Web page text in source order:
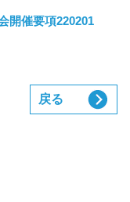
開催要項220201
戻る